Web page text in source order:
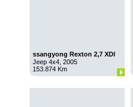
ssangyong Rexton 2,7 XDI
Jeep 4x4, 2005
153.874 Km